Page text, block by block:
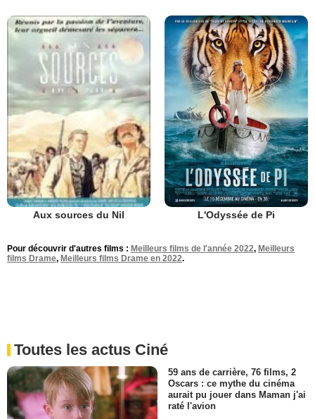
Aux sources du Nil L'Odyssée de Pi
Pour découvrir d'autres films : Meilleurs films de l'année 2022, Meilleurs
films Drame, Meilleurs films Drame en 2022.
Toutes les actus Ciné
59 ans de carrière, 76 films, 2
Oscars : ce mythe du cinéma
aurait pu jouer dans Maman j'ai
raté l'avion